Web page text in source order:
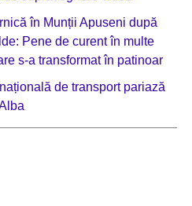
în Munții Apuseni după
Pene de curent în multe
s-a transformat în patinoar
de transport pariază